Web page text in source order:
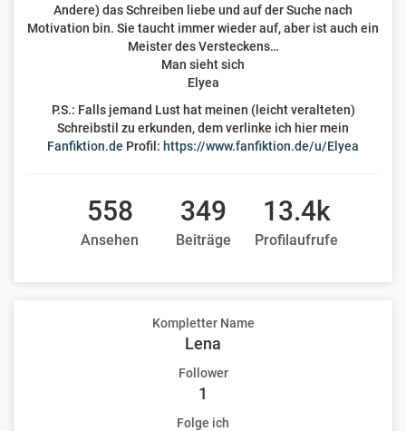
Andere) das Schreiben liebe und auf der Suche nach
Motivation bin. Sie taucht immer wieder auf, aber ist auch ein
Meister des Versteckens…
Man sieht sich
Elyea
P.S.: Falls jemand Lust hat meinen (leicht veralteten)
Schreibstil zu erkunden, dem verlinke ich hier mein
Fanfiktion.de Profil: https://www.fanfiktion.de/u/Elyea
558
Ansehen
349
Beiträge
13.4k
Profilaufrufe
Kompletter Name
Lena
Follower
1
Folge ich